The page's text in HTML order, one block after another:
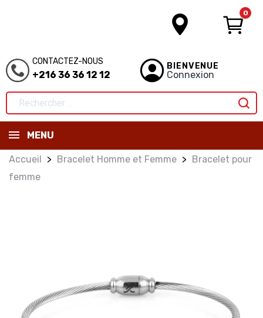
0
CONTACTEZ-NOUS
+216 36 36 12 12
BIENVENUE
Connexion
MENU
Accueil Bracelet Homme et Femme
Bracelet pour
femme